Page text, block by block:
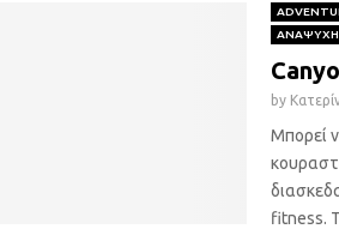
ΑΝΑΨΥΧΗ
by
Μπορεί
fitness.